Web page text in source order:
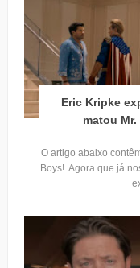
Eric Kripke
matou
O artigo abaixo
Boys! Agora que já